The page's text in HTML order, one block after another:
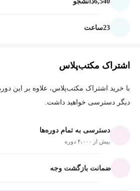
23ساعت
اشتراک مکتب‌پلاس
دیگر دسترسی خواهید داشت.
دسترسی به تمام دوره‌ها
بیش از ۴،۰۰۰ دوره
ضمانت بازگشت وجه